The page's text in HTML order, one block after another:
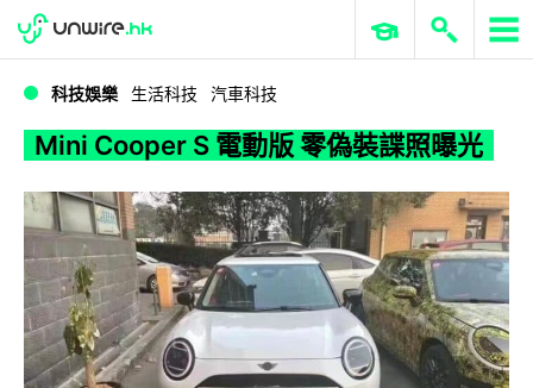
Mini Cooper S 電動版 零偽裝諜照曝光
WWDC 2026 ERP 與商業 AI
科技娛樂 生活科技 汽車科技
Mini Cooper S 電動版 零偽裝諜照曝光